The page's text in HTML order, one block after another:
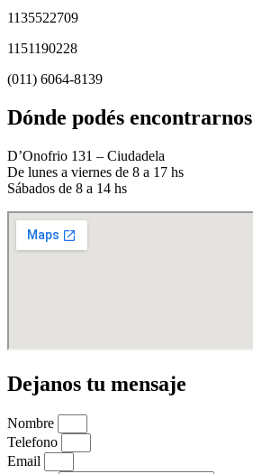
1135522709
1151190228
(011) 6064-8139
Dónde podés encontrarnos
D’Onofrio 131 – Ciudadela
De lunes a viernes de 8 a 17 hs
Sábados de 8 a 14 hs
Dejanos tu mensaje
Nombre
Telefono
Email